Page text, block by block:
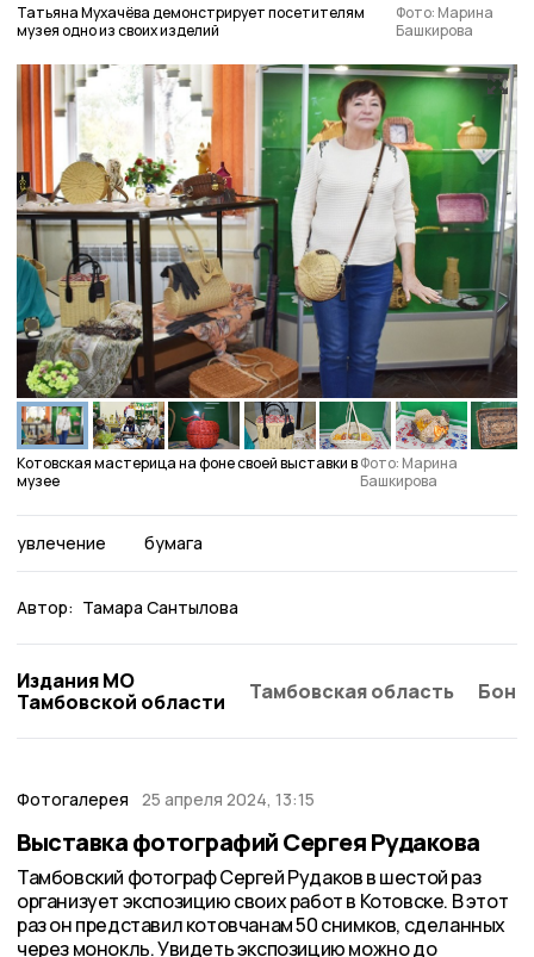
Татьяна Мухачёва демонстрирует посетителям
музея одно из своих изделий
Фото: Марина
Башкирова
Котовская мастерица на фоне своей выставки в
музее
Фото: Марина
Башкирова
увлечение бумага
Автор: Тамара Сантылова
Издания МО
Тамбовской области
Тамбовская область
Фотогалерея 25 апреля 2024, 13:15
Выставка фотографий Сергея Рудакова
Тамбовский фотограф Сергей Рудаков в шестой раз
организует экспозицию своих работ в Котовске. В этот
раз он представил котовчанам 50 снимков, сделанных
через монокль. Увидеть экспозицию можно до